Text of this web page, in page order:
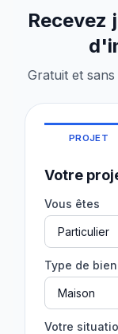
Recevez
Gratuit et
PROJET
Votre
Vous êtes
Type de bien
Votre